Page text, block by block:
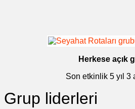
Herkese açık
Son etkinlik 5 yıl 3
Grup liderleri